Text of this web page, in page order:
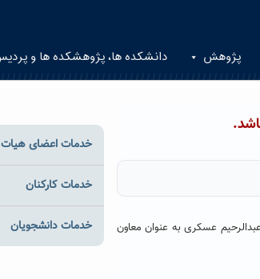
پژوهش دانشکده ها، پژوهشکده ها و
عسکری به عنوان معاون
خدمات اعضای
خدمات کارکنان
خدمات دانشجویان